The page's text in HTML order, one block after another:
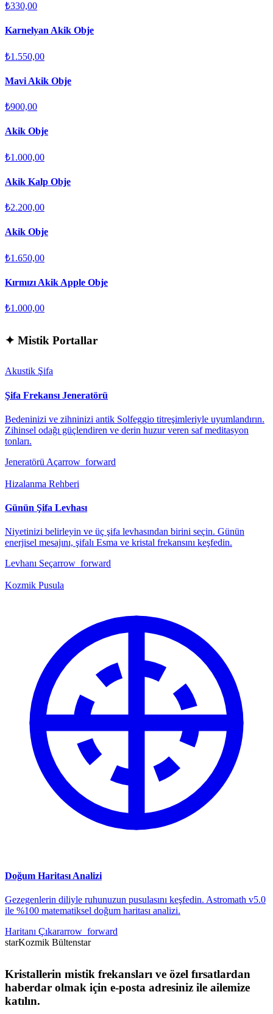
₺330,00
Karnelyan Akik Obje
₺1.550,00
Mavi Akik Obje
₺900,00
Akik Obje
₺1.000,00
Akik Kalp Obje
₺2.200,00
Akik Obje
₺1.650,00
Kırmızı Akik Apple Obje
₺1.000,00
✦ Mistik Portallar
Akustik Şifa
Şifa Frekansı Jeneratörü
Bedeninizi ve zihninizi antik Solfeggio titreşimleriyle uyumlandırın.
Zihinsel odağı güçlendiren ve derin huzur veren saf meditasyon
tonları.
Jeneratörü Açarrow_forward
Hizalanma Rehberi
Günün Şifa Levhası
Niyetinizi belirleyin ve üç şifa levhasından birini seçin. Günün
enerjisel mesajını, şifalı Esma ve kristal frekansını keşfedin.
Levhanı Seçarrow_forward
Kozmik Pusula
Doğum Haritası Analizi
Gezegenlerin diliyle ruhunuzun pusulasını keşfedin. Astromath v5.0
ile %100 matematiksel doğum haritası analizi.
Haritanı Çıkararrow_forward
starKozmik Bültenstar
Kristallerin mistik frekansları ve özel fırsatlardan
haberdar olmak için e-posta adresiniz ile ailemize
katılın.